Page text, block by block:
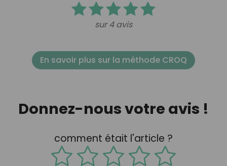
sur 4 avis
En savoir plus sur la méthode CROQ
Donnez-nous votre avis !
comment était l'article ?